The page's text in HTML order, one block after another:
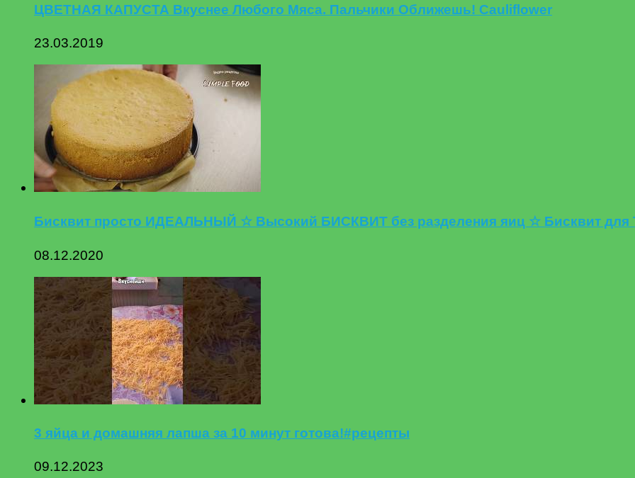
ЦВЕТНАЯ КАПУСТА Вкуснее Любого Мяса. Пальчики Оближешь! Cauliflower
23.03.2019
Бисквит просто ИДЕАЛЬНЫЙ ☆ Высокий БИСКВИТ без разделения яиц ☆ Бисквит для
08.12.2020
3 яйца и домашняя лапша за 10 минут готова!#рецепты
09.12.2023